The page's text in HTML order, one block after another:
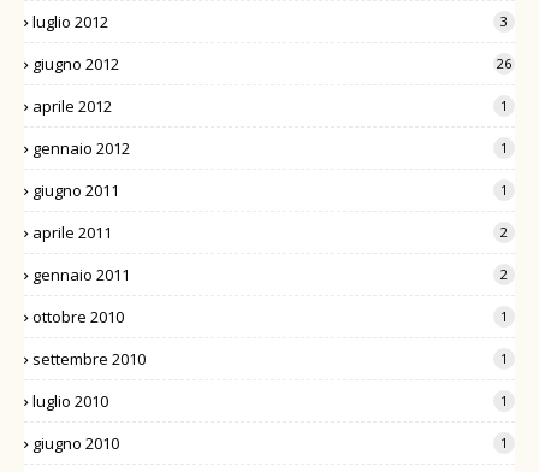
luglio 2012 3
giugno 2012 26
aprile 2012 1
gennaio 2012 1
giugno 2011 1
aprile 2011 2
gennaio 2011 2
ottobre 2010 1
settembre 2010 1
luglio 2010 1
giugno 2010 1